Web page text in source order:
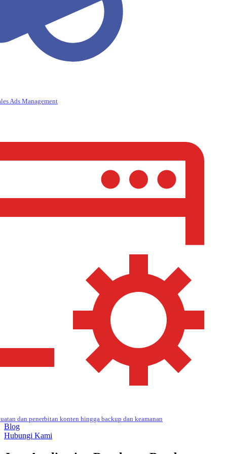
Ads Management
dan penerbitan konten hingga backup dan keamanan
Blog
Hubungi Kami